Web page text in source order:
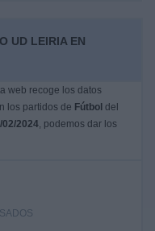
UD LEIRIA EN
web recoge los datos
los partidos de Fútbol del
02/2024, podemos dar los